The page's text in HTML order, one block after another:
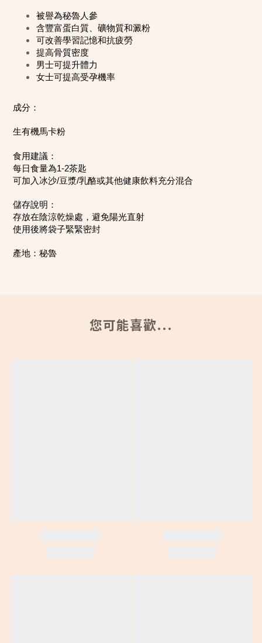
被譽為秘魯人參
含豐富蛋白質、礦物質和澱粉
可改善學習記憶和抗疲勞
提高骨質密度
男士可提升體力
女士可提高受孕機率
成分：
生有機馬卡粉
食用建議：
每日食量為1-2茶匙
可加入冰沙/豆漿/乳酪或其他健康飲料充分混合
儲存說明：
存放在陰涼乾燥處，避免陽光直射
使用後將袋子緊緊密封
產地：秘魯
您可能喜歡...